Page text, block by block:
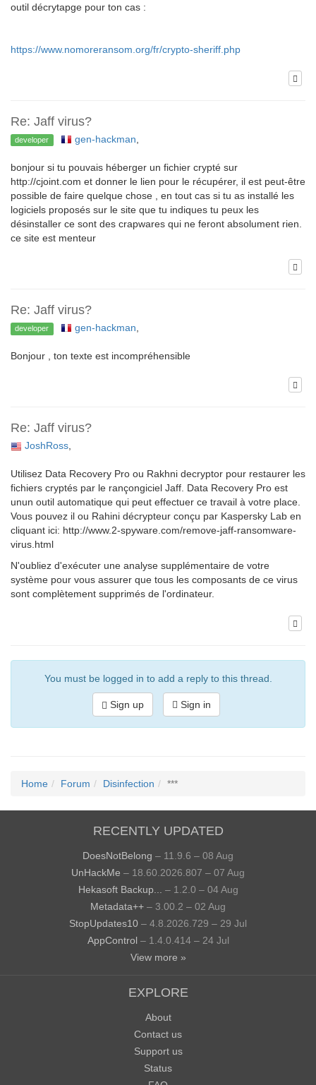
outil décrytapge pour ton cas :
https://www.nomoreransom.org/fr/crypto-sheriff.php
Re: Jaff virus?
developer gen-hackman
bonjour si tu pouvais héberger un fichier crypté sur
http://cjoint.com et donner le lien pour le récupérer, il est peut-être
possible de faire quelque chose , en tout cas si tu as installé les
logiciels proposés sur le site que tu indiques tu peux les
désinstaller ce sont des crapwares qui ne feront absolument rien.
ce site est menteur
Re: Jaff virus?
developer gen-hackman
Bonjour , ton texte est incompréhensible
Re: Jaff virus?
JoshRoss,
Utilisez Data Recovery Pro ou Rakhni decryptor pour restaurer les
fichiers cryptés par le rançongiciel Jaff. Data Recovery Pro est
unun outil automatique qui peut effectuer ce travail à votre place.
Vous pouvez il ou Rahini décrypteur conçu par Kaspersky Lab en
cliquant ici: http://www.2-spyware.com/remove-jaff-ransomware-
virus.html
N'oubliez d'exécuter une analyse supplémentaire de votre
système pour vous assurer que tous les composants de ce virus
sont complètement supprimés de l'ordinateur.
You must be logged in to add a reply to this thread.
Sign up Sign in
Home Forum Disinfection ***
RECENTLY UPDATED
DoesNotBelong – 11.9.6 – 08 Aug
UnHackMe – 18.60.2026.807 – 07 Aug
Hekasoft Backup...
– 1.2.0 – 04 Aug
Metadata++ – 3.00.2 – 02 Aug
StopUpdates10 – 4.8.2026.729 – 29 Jul
AppControl – 1.4.0.414 – 24 Jul
View more »
EXPLORE
About
Contact us
Support us
Status